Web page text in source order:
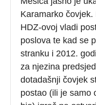
Karamarko
HDZ-ovoj vladi
poslova te kad se
stranku i 2012.
za njezina
dotadašnji čovjek
postao (ili je samo